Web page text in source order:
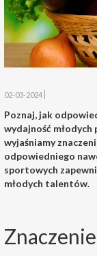
02-03-2024
Poznaj, jak
wydajność młodych
wyjaśniamy
odpowiedniego
sportowych
młodych talentów.